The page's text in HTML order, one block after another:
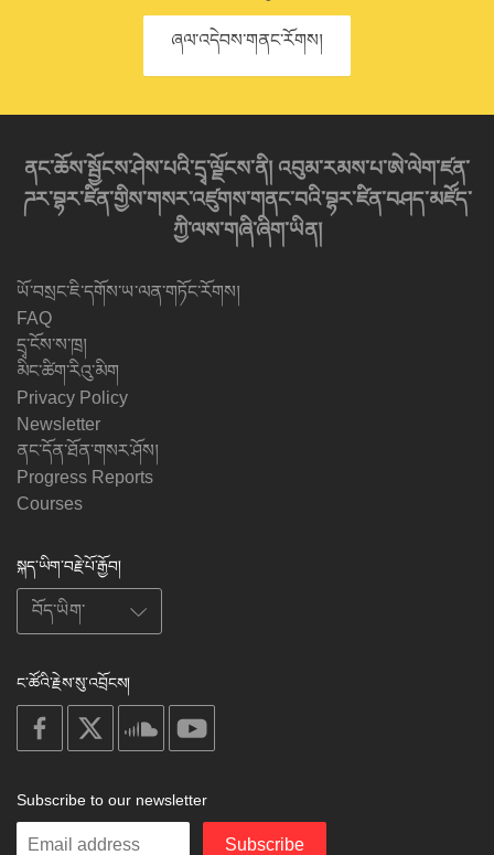
ཞལ་འདེབས་གནང་རོགས།
ནང་ཆོས་སྦྱོངས་ཤེས་པའི་དྲྭ་ལྗོངས་ནི། འབུམ་རམས་པ་ཨེ་ལེག་ཛན་
ཌར་བྷར་ཛིན་གྱིས་གསར་འཛུགས་གནང་བའི་བྷར་ཛིན་བཤད་མཛོད་
ཀྱི་ལས་གཞི་ཞིག་ཡིན།
ཡོ་བསྲང་ཇི་དགོས་ཡ་ལན་གཏོང་རོགས།
FAQ
དྲྭ་ངོས་ས་ཁྲ།
མིང་ཚིག་རིའུ་མིག
Privacy Policy
Newsletter
ནང་དོན་ཐོན་གསར་ཤོས།
Progress Reports
Courses
སྐད་ཡིག་བརྗེ་པོ་རྒྱོབ།
ང་ཚོའི་རྗེས་སུ་འབྲོངས།
on
facebook
soundcloud
Subscribe to our newsletter
Enter
Subscribe